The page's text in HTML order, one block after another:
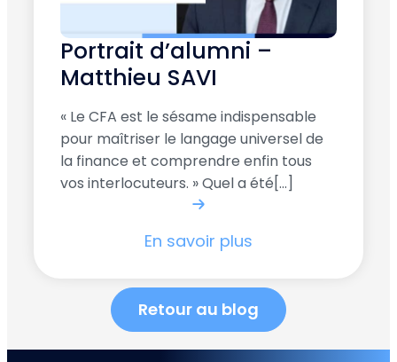
Portrait d’alumni –
Matthieu SAVI
« Le CFA est le sésame indispensable
pour maîtriser le langage universel de
la finance et comprendre enfin tous
vos interlocuteurs. » Quel a été[...]
En savoir plus
Retour au blog